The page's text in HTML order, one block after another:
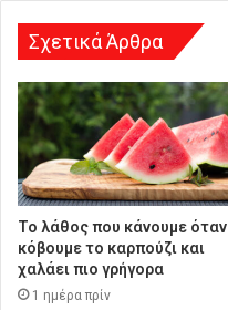
Σχετικά Άρθρα
Το λάθος που κάνουμε όταν
κόβουμε το καρπούζι και
χαλάει πιο γρήγορα
1 ημέρα πρίν